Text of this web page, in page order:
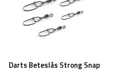
Darts Beteslås Strong Snap